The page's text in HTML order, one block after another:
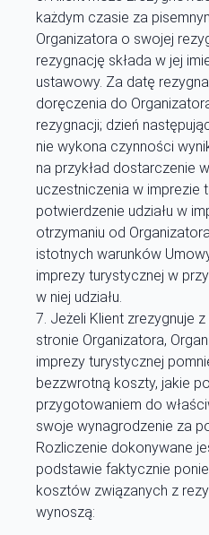
każdym czasie za
Organizatora o swojej
rezygnację składa w jej
ustawowy. Za datę
doręczenia do
rezygnacji; dzień
nie wykona czynności
na przykład dostarczenie
uczestniczenia w imprezie
potwierdzenie udziału w
otrzymaniu od
istotnych warunków
imprezy turystycznej w
w niej udziału.
Jeżeli Klient zrezygnuje
stronie Organizatora,
imprezy turystycznej
bezzwrotną koszty, jakie
przygotowaniem do
swoje wynagrodzenie za
Rozliczenie dokonywane
podstawie faktycznie
kosztów związanych z
wynoszą: